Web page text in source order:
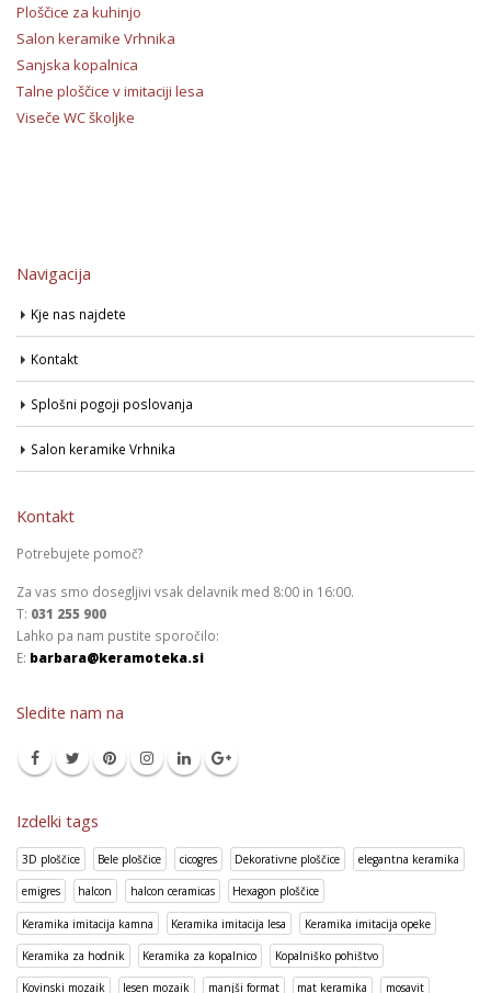
Ploščice za kuhinjo
Salon keramike Vrhnika
Sanjska kopalnica
Talne ploščice v imitaciji lesa
Viseče WC školjke
Navigacija
Kje nas najdete
Kontakt
Splošni pogoji poslovanja
Salon keramike Vrhnika
Kontakt
Potrebujete pomoč?
Za vas smo dosegljivi vsak delavnik med 8:00 in 16:00.
T: 031 255 900
Lahko pa nam pustite sporočilo:
E: barbara@keramoteka.si
Sledite nam na
Izdelki tags
3D ploščice Bele ploščice cicogres Dekorativne ploščice elegantna keramika
emigres halcon halcon ceramicas Hexagon ploščice
Keramika imitacija kamna Keramika imitacija lesa Keramika imitacija opeke
Keramika za hodnik Keramika za kopalnico Kopalniško pohištvo
Kovinski mozaik lesen mozaik manjši format mat keramika mosavit